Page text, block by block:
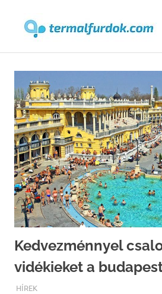
content
Kedvezménnyel
vidékieket a
TERMALFURDOK.COM
HÍREK